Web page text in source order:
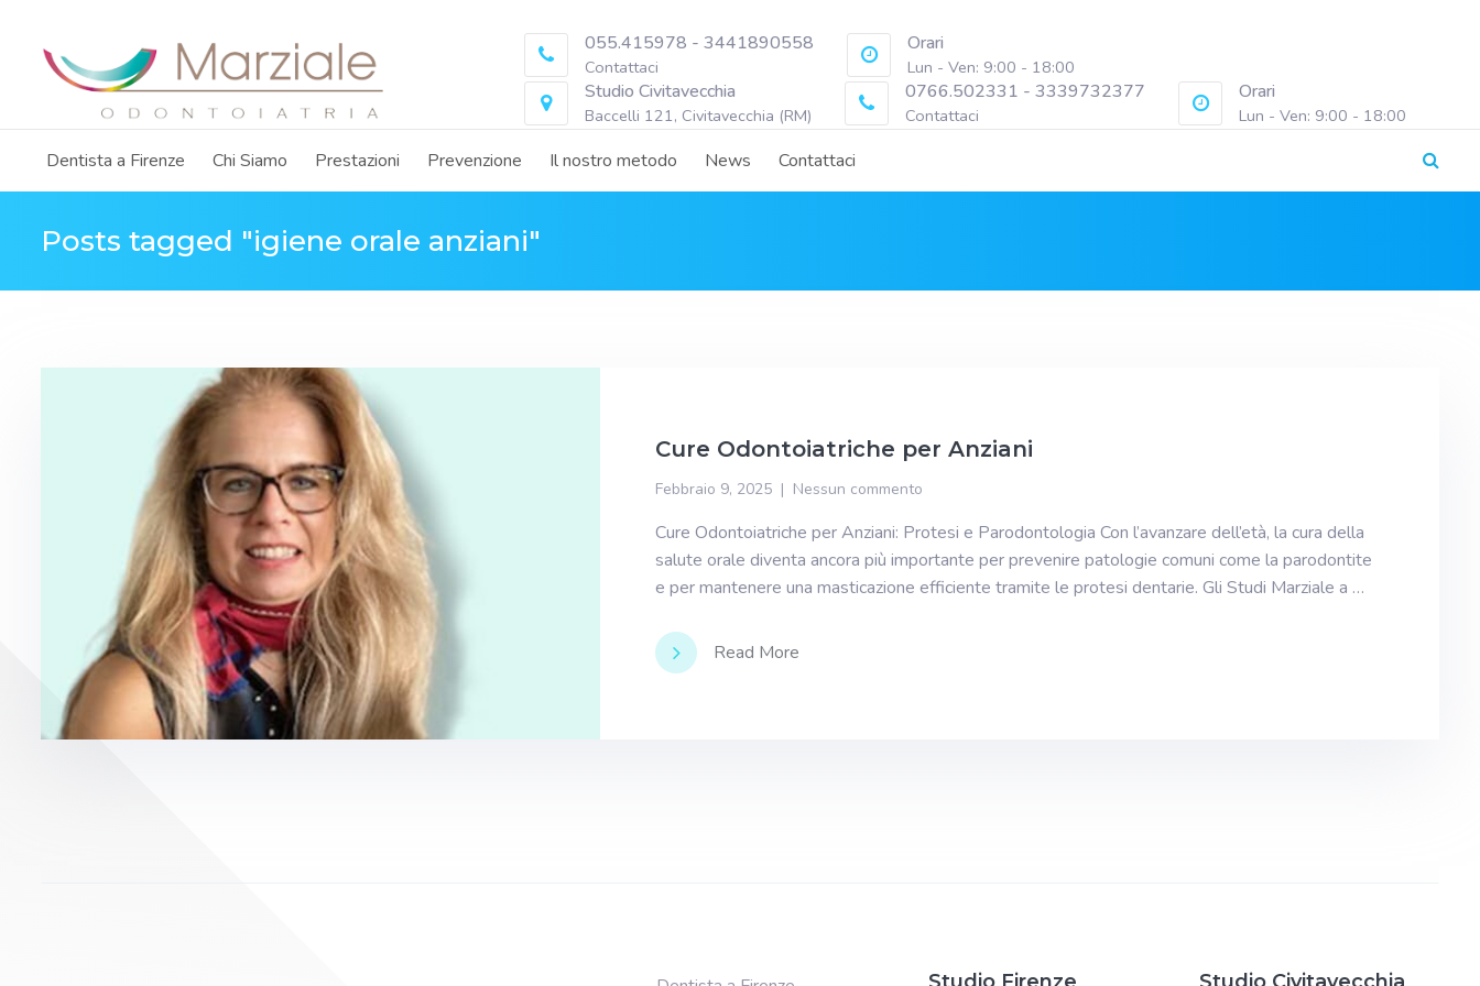
055.415978 - 3441890558
Contattaci
Orari
Lun - Ven: 9:00 - 18:00
Studio Civitavecchia
Baccelli 121, Civitavecchia (RM)
0766.502331 - 3339732377
Contattaci
Orari
Lun - Ven: 9:00 - 18:00
Dentista a Firenze Chi Siamo Prestazioni Prevenzione Il nostro metodo News Contattaci
Posts tagged "igiene orale anziani"
Cure Odontoiatriche per Anziani
Febbraio 9, 2025 Nessun commento
Cure Odontoiatriche per Anziani: Protesi e Parodontologia Con l’avanzare dell’età, la cura della
salute orale diventa ancora più importante per prevenire patologie comuni come la parodontite
e per mantenere una masticazione efficiente tramite le protesi dentarie. Gli Studi Marziale a …
Read More